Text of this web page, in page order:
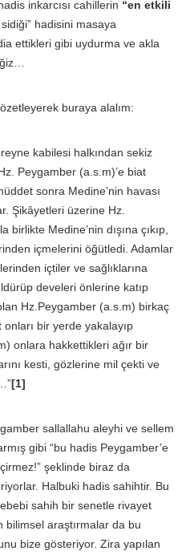
inkarcısı cahillerin “en etkili
hadisini masaya
ettikleri gibi uydurma ve akla
buraya alalım:
kabilesi halkından sekiz
Peygamber (a.s.m)’e biat
sonra Medine’nin havası
Şikâyetleri üzerine Hz.
Medine’nin dışına çıkıp,
içmelerini öğütledi. Adamlar
içtiler ve sağlıklarına
develeri önlerine katıp
Hz.Peygamber (a.s.m) birkaç
bir yerde yakalayıp
onlara hakkettikleri ağır bir
kesti, gözlerine mil çekti ve
[1]
sallallahu aleyhi ve sellem
gibi “bu hadis Peygamber’e
şeklinde biraz da
Halbuki hadis sahihtir. Bu
sahih bir senetle rivayet
bilimsel araştırmalar da bu
bize gösteriyor. Zira yapılan